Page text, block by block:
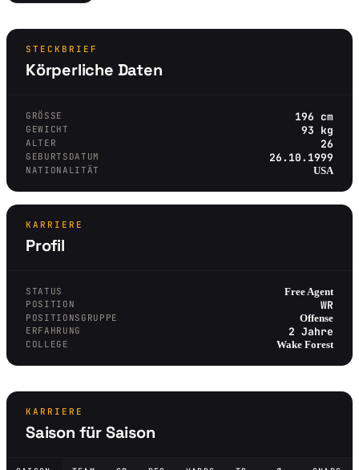
STECKBRIEF
Körperliche Daten
GRÖSSE 196 cm
GEWICHT 93 kg
ALTER 26
GEBURTSDATUM 26.10.1999
NATIONALITÄT USA
KARRIERE
Profil
STATUS Free Agent
POSITION WR
POSITIONSGRUPPE Offense
ERFAHRUNG 2 Jahre
COLLEGE Wake Forest
KARRIERE
Saison für Saison